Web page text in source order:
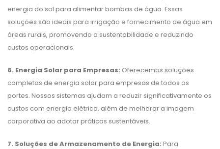
energia do sol para alimentar bombas de água. Essas
soluções são ideais para irrigação e fornecimento de água em
áreas rurais, promovendo a sustentabilidade e reduzindo
custos operacionais.
6. Energia Solar para Empresas: Oferecemos soluções
completas de energia solar para empresas de todos os
portes. Nossos sistemas ajudam a reduzir significativamente os
custos com energia elétrica, além de melhorar a imagem
corporativa ao adotar práticas sustentáveis.
7. Soluções de Armazenamento de Energia: Para